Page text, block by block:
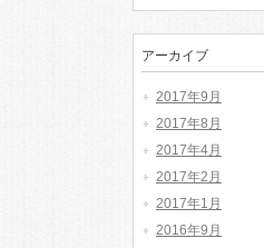
アーカイブ
2017年9月
2017年8月
2017年4月
2017年2月
2017年1月
2016年9月